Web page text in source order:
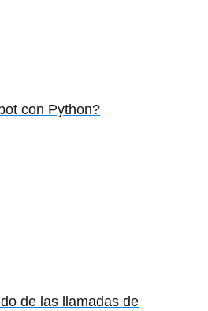
con Python?
de las llamadas de